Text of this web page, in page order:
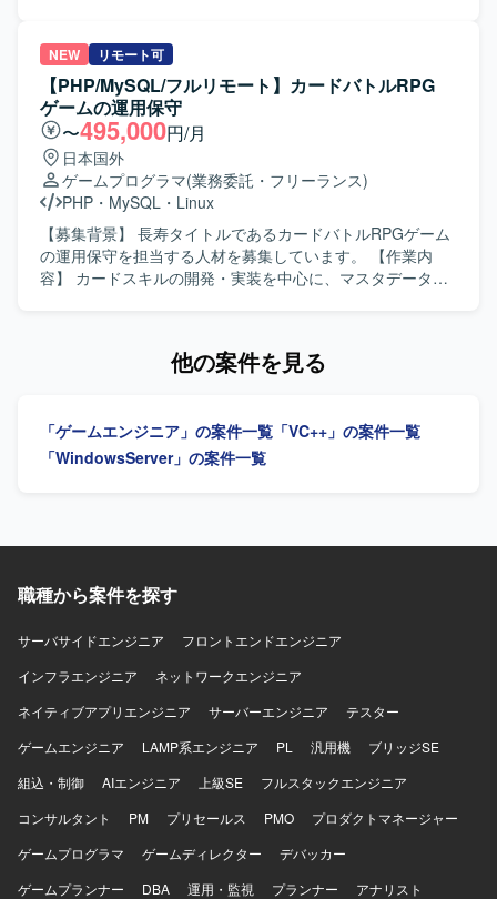
の品質担保設計、PoCから本番適用条件の定義および運用
定着を推進します。あわせて、進捗・課題・品質管理を行
い、現場と管理職の橋渡しを担います。 【求める人物像】
組み込み開発の制約を理解したうえでAI活用を工程へ落と
し込み、PoCで終わらせず本番運用まで推進できる方を求
めています。関係者への説明力と資料化力をお持ちの方を
歓迎します。 【ポジションの魅力】 設計から実装、レビュ
ー、テスト・デバッグまでの開発プロセス全体を対象に、
チームで再現可能なAI活用の運用モデル構築に携われま
す。 【開発環境】 GitHub Copilot、Microsoft Copilot、
Claude CodeなどのAI開発支援ツールを活用します。
NEW リモート可
【PHP/MySQL/フルリモート】カードバトルRPG
ゲームの運用保守
〜495,000円/月
日本国外
ゲームプログラマ(業務委託・フリーランス)
PHP ・ MySQL ・ Linux
【募集背景】 長寿タイトルであるカードバトルRPGゲーム
の運用保守を担当する人材を募集しています。 【作業内
容】 カードスキルの開発・実装を中心に、マスタデータの
LP作成などの簡単な作業も担当します。 【求める人物像】
気強く取り組める方を求めています。 【ポジションの魅
力】 確立された手順に沿ってカードスキルの作成・運用に
他の案件を見る
「ゲームエンジニア」の案件一覧 「VC++」の案件一覧
「WindowsServer」の案件一覧
職種から案件を探す
サーバサイドエンジニア
フロントエンドエンジニア
インフラエンジニア
ネットワークエンジニア
ネイティブアプリエンジニア
サーバーエンジニア
テスター
ゲームエンジニア
LAMP系エンジニア PL 汎用機
ブリッジSE
組込・制御
AIエンジニア 上級SE
フルスタックエンジニア
コンサルタント
PM プリセールス PMO
プロダクトマネージャー
ゲームプログラマ
ゲームディレクター
デバッカー
ゲームプランナー
DBA 運用・監視 プランナー
アナリスト